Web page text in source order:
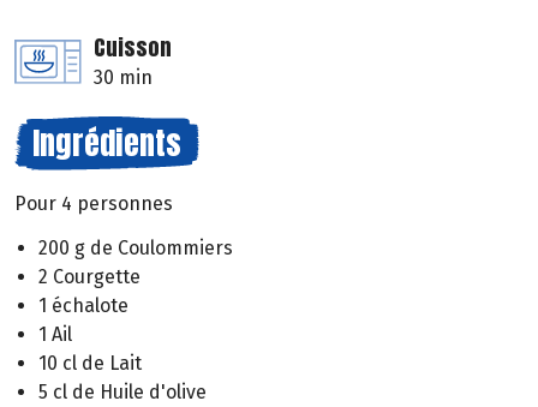
Cuisson
30 min
Ingrédients
Pour 4 personnes
200 g de Coulommiers
2 Courgette
1 échalote
1 Ail
10 cl de Lait
5 cl de Huile d'olive